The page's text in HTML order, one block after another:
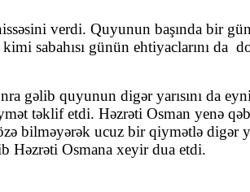
verdi. Quyunun başında bir
sabahısı günün ehtiyaclarını da
gəlib quyunun digər yarısını da
təklif etdi. Həzrəti Osman yenə
ucuz bir qiymətlə digər
Həzrəti Osmana xeyir dua etdi.